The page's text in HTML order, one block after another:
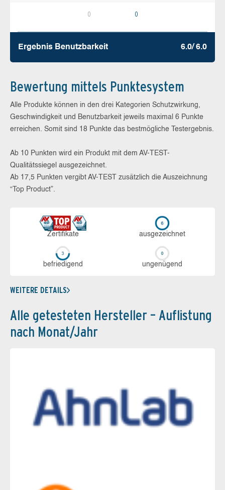
0 0
Ergebnis Benutz­barkeit 6.0/ 6.0
Bewertung mittels Punktesystem
Alle Produkte können in den drei Kategorien Schutzwirkung,
Geschwindigkeit und Benutzbarkeit jeweils maximal 6 Punkte
erreichen. Somit sind 18 Punkte das bestmögliche Testergebnis.
Ab 10 Punkten wird ein Produkt mit dem AV-TEST-
Qualitätssiegel ausgezeichnet.
Ab 17,5 Punkten vergibt AV-TEST zusätzlich die Auszeichnung
“Top Product”.
Zerti­fikate aus­ge­zeich­net
be­frie­di­gend un­ge­nü­gend
WEITERE DETAILS
Alle getesteten Hersteller – Auflistung
nach Monat/Jahr